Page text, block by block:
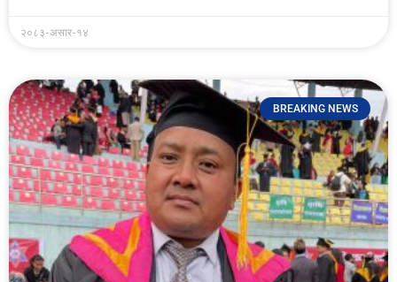
२०८३-असार-१४
BREAKING NEWS